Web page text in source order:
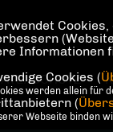
Informationen
Cookies (
werden allein für
(
Webseite binden